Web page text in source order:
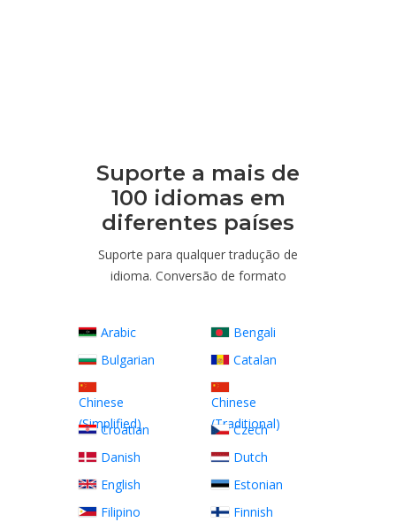
Suporte a mais de
100 idiomas em
diferentes países
Suporte para qualquer tradução de
idioma. Conversão de formato
Arabic
Bengali
Bulgarian
Catalan
Chinese
(Simplified)
Chinese
(Traditional)
Croatian
Czech
Danish
Dutch
English
Estonian
Filipino
Finnish